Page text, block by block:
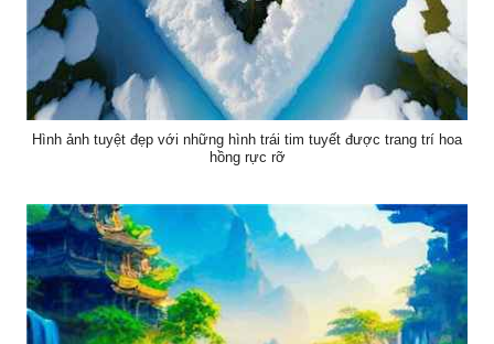
Hình ảnh tuyệt đẹp với những hình trái tim tuyết được trang trí hoa
hồng rực rỡ